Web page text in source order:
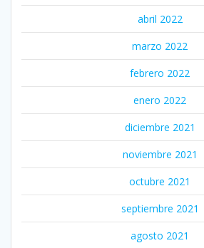
abril 2022
marzo 2022
febrero 2022
enero 2022
diciembre 2021
noviembre 2021
octubre 2021
septiembre 2021
agosto 2021